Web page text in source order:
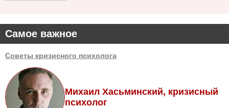
Самое важное
Советы кризисного психолога
Михаил Хасьминский, кризисный
психолог